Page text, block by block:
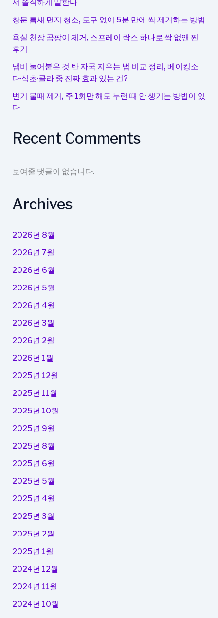
한
이
동
서 솔직하게 말한다
창문 틈새 먼지 청소, 도구 없이 5분 만에 싹 제거하는 방법
욕실 천장 곰팡이 제거, 스프레이 락스 하나로 싹 없앤 찐
후기
냄비 눌어붙은 것 탄 자국 지우는 법 비교 정리, 베이킹소
다·식초·콜라 중 진짜 효과 있는 건?
변기 물때 제거, 주 1회만 해도 누런 때 안 생기는 방법이 있
다
Recent Comments
보여줄 댓글이 없습니다.
Archives
2026년 8월
2026년 7월
2026년 6월
2026년 5월
2026년 4월
2026년 3월
2026년 2월
2026년 1월
2025년 12월
2025년 11월
2025년 10월
2025년 9월
2025년 8월
2025년 6월
2025년 5월
2025년 4월
2025년 3월
2025년 2월
2025년 1월
2024년 12월
2024년 11월
2024년 10월